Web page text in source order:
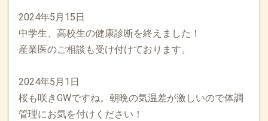
2024年5月15日
中学生、高校生の健康診断を終えました！
産業医のご相談も受け付けております。
2024年5月1日
桜も咲きGWですね。朝晩の気温差が激しいので体調
管理にお気を付けください！